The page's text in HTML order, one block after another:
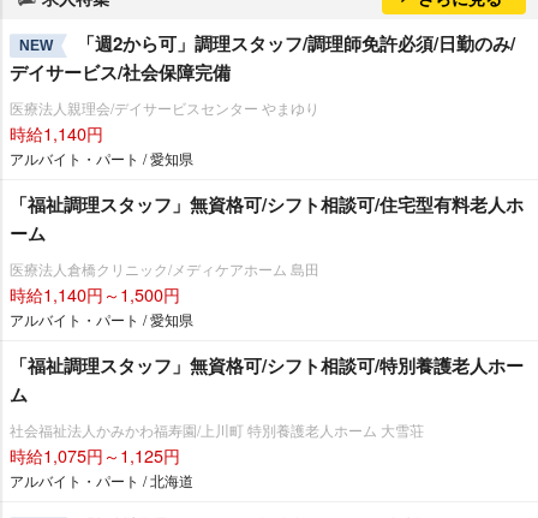
NEW
「週2から可」調理スタッフ/調理師免許必須/日勤のみ/
デイサービス/社会保障完備
医療法人親理会/デイサービスセンター やまゆり
時給1,140円
アルバイト・パート / 愛知県
「福祉調理スタッフ」無資格可/シフト相談可/住宅型有料老人ホ
ーム
医療法人倉橋クリニック/メディケアホーム 島田
時給1,140円～1,500円
アルバイト・パート / 愛知県
「福祉調理スタッフ」無資格可/シフト相談可/特別養護老人ホー
ム
社会福祉法人かみかわ福寿園/上川町 特別養護老人ホーム 大雪荘
時給1,075円～1,125円
アルバイト・パート / 北海道